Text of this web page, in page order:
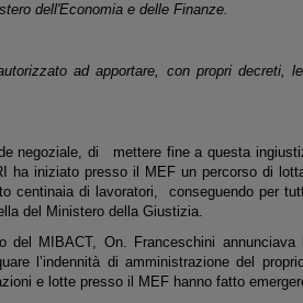
dell'Economia e delle Finanze.
ad apportare, con propri decreti, le
negoziale, di mettere fine a questa
ha iniziato presso il MEF un percorso di
centinaia di lavoratori, conseguendo per
del Ministero della Giustizia.
MIBACT, On. Franceschini
l’indennità di amministrazione del
e lotte presso il MEF hanno fatto